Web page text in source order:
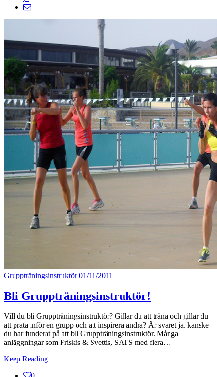
Gruppträningsinstruktör 01/11/2011
Bli Gruppträningsinstruktör!
Vill du bli Gruppträningsinstruktör? Gillar du att träna och gillar du
att prata inför en grupp och att inspirera andra? Är svaret ja, kanske
du har funderat på att bli Gruppträningsinstruktör. Många
anläggningar som Friskis & Svettis, SATS med flera…
Keep Reading
0